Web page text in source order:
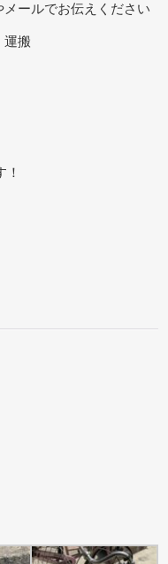
ールでお伝えください
運搬